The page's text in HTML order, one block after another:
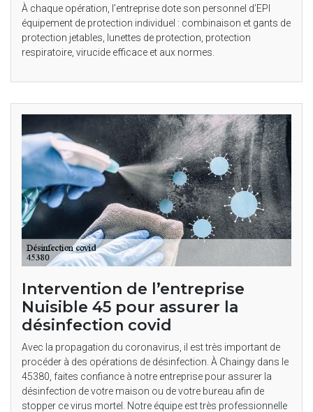
À chaque opération, l’entreprise dote son personnel d’EPI
équipement de protection individuel : combinaison et gants de
protection jetables, lunettes de protection, protection
respiratoire, virucide efficace et aux normes.
Intervention de l’entreprise
Nuisible 45 pour assurer la
désinfection covid
Avec la propagation du coronavirus, il est très important de
procéder à des opérations de désinfection. À Chaingy dans le
45380, faites confiance à notre entreprise pour assurer la
désinfection de votre maison ou de votre bureau afin de
stopper ce virus mortel. Notre équipe est très professionnelle